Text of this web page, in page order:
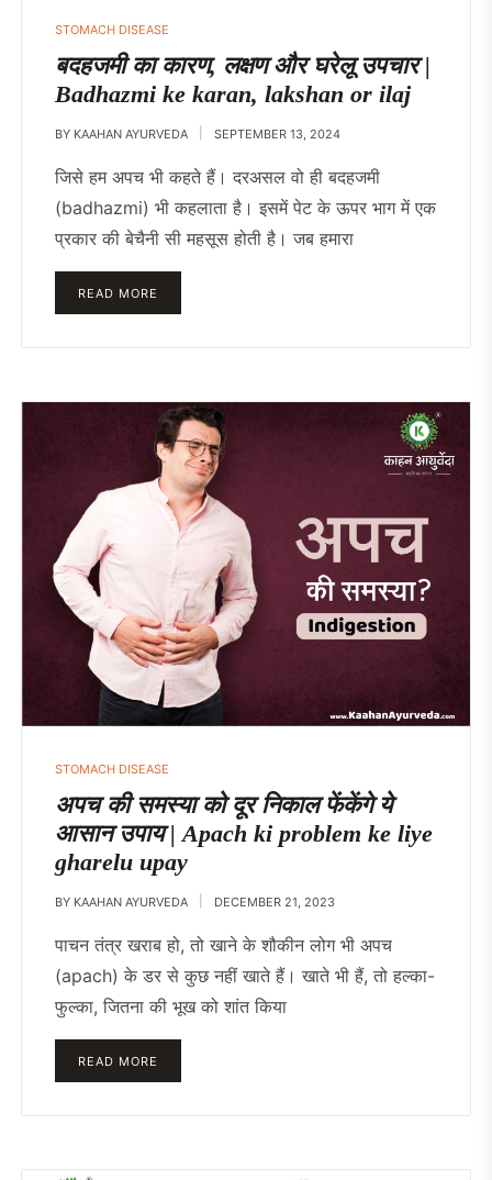
STOMACH DISEASE
बदहजमी का कारण, लक्षण और घरेलू उपचार |
Badhazmi ke karan, lakshan or ilaj
BY KAAHAN AYURVEDA SEPTEMBER 13, 2024
जिसे हम अपच भी कहते हैं। दरअसल वो ही बदहजमी
(badhazmi) भी कहलाता है। इसमें पेट के ऊपर भाग में एक
प्रकार की बेचैनी सी महसूस होती है। जब हमारा
READ MORE
STOMACH DISEASE
अपच की समस्या को दूर निकाल फेंकेंगे ये
आसान उपाय | Apach ki problem ke liye
gharelu upay
BY KAAHAN AYURVEDA DECEMBER 21, 2023
पाचन तंत्र खराब हो, तो खाने के शौकीन लोग भी अपच
(apach) के डर से कुछ नहीं खाते हैं। खाते भी हैं, तो हल्का-
फुल्का, जितना की भूख को शांत किया
READ MORE